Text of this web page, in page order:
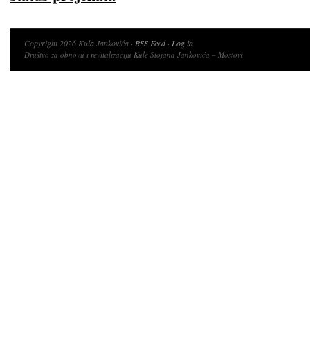
Copyright 2026 Kula Jankovića · RSS Feed· Log in
Društvo za obnovu i revitalizaciju Kule Stojana Jankovića – Mostovi